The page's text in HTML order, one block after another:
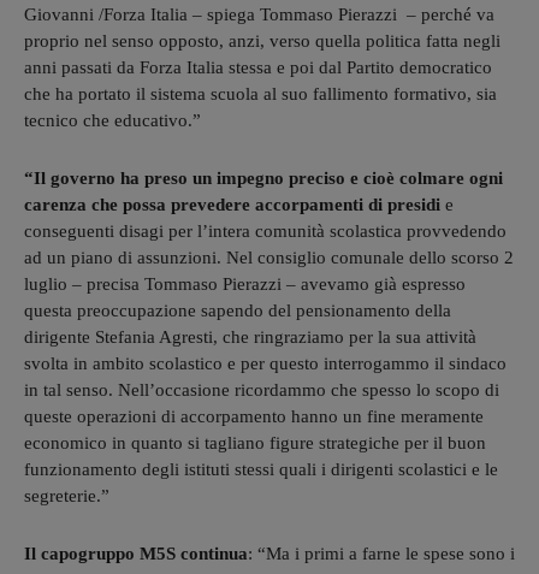
Giovanni /Forza Italia – spiega Tommaso Pierazzi – perché va
proprio nel senso opposto, anzi, verso quella politica fatta negli
anni passati da Forza Italia stessa e poi dal Partito democratico
che ha portato il sistema scuola al suo fallimento formativo, sia
tecnico che educativo.”
“Il governo ha preso un impegno preciso e cioè colmare ogni
carenza che possa prevedere accorpamenti di presidi e
conseguenti disagi per l’intera comunità scolastica provvedendo
ad un piano di assunzioni. Nel consiglio comunale dello scorso 2
luglio – precisa Tommaso Pierazzi – avevamo già espresso
questa preoccupazione sapendo del pensionamento della
dirigente Stefania Agresti, che ringraziamo per la sua attività
svolta in ambito scolastico e per questo interrogammo il sindaco
in tal senso. Nell’occasione ricordammo che spesso lo scopo di
queste operazioni di accorpamento hanno un fine meramente
economico in quanto si tagliano figure strategiche per il buon
funzionamento degli istituti stessi quali i dirigenti scolastici e le
segreterie.”
Il capogruppo M5S continua: “Ma i primi a farne le spese sono i